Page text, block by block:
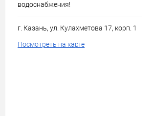
водоснабжения!
г. Казань, ул. Кулахметова 17, корп. 1
Посмотреть на карте